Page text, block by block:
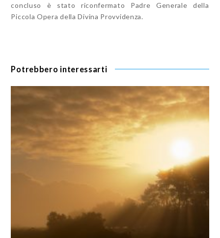
concluso è stato riconfermato Padre Generale della
Piccola Opera della Divina Provvidenza.
Potrebbero interessarti